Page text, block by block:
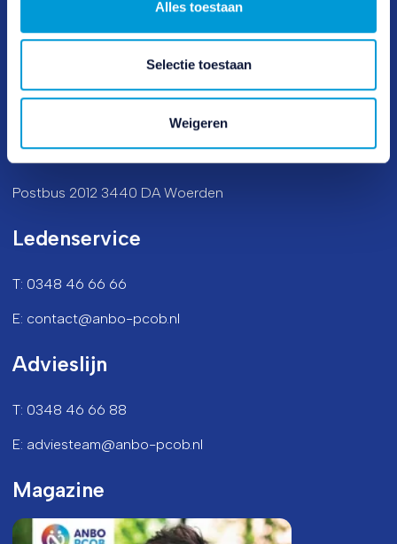
Alles toestaan
Selectie toestaan
Weigeren
Vijzelmolenlaan 20-22 3447 GX Woerden
Postadres
Postbus 2012 3440 DA Woerden
Ledenservice
T: 0348 46 66 66
E: contact@anbo-pcob.nl
Advieslijn
T: 0348 46 66 88
E: adviesteam@anbo-pcob.nl
Magazine